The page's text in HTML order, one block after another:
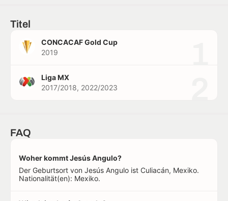
Titel
CONCACAF Gold Cup
2019
Liga MX
2017/2018, 2022/2023
FAQ
Woher kommt Jesús Angulo?
Der Geburtsort von Jesús Angulo ist Culiacán, Mexiko.
Nationalität(en): Mexiko.